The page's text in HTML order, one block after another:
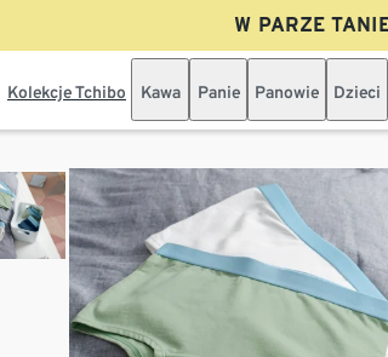
W PARZE
Kolekcje Tchibo Kawa Panie Panowie Dzieci